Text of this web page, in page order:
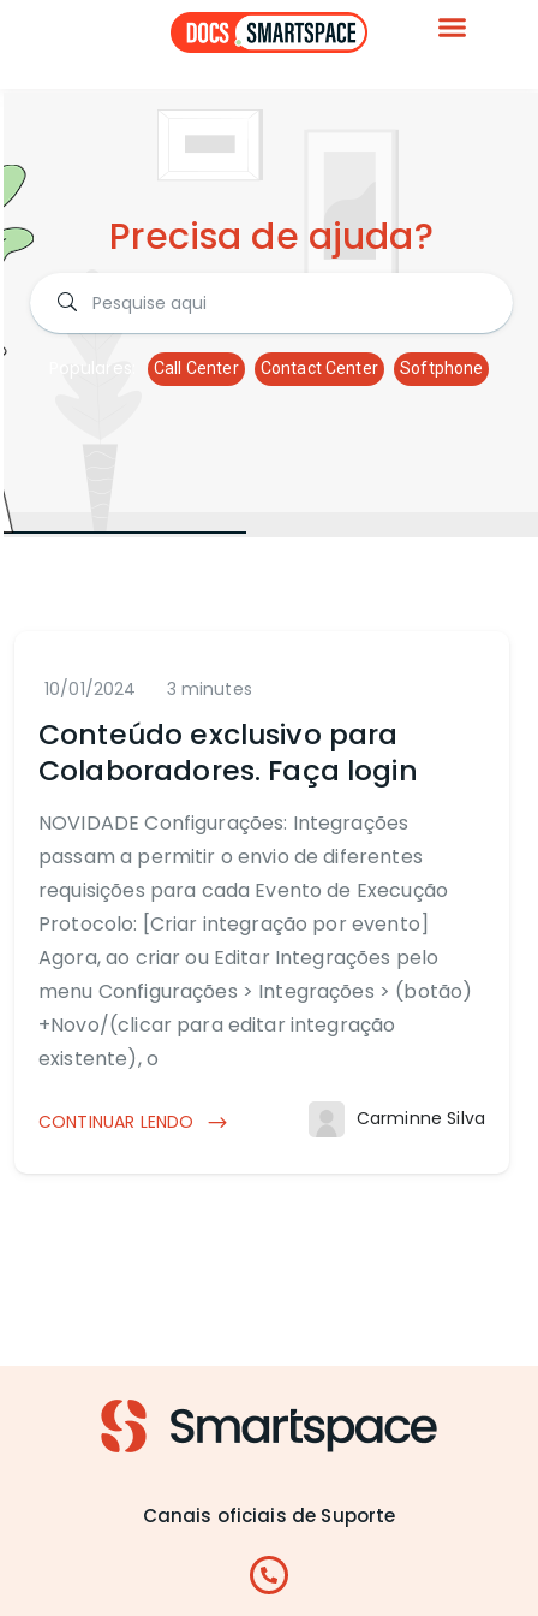
Precisa de ajuda?
Populares: Call Center Contact Center Softphone
10/01/2024 3 minutes
Conteúdo exclusivo para
Colaboradores. Faça login
NOVIDADE Configurações: Integrações
passam a permitir o envio de diferentes
requisições para cada Evento de Execução
Protocolo: [Criar integração por evento]
Agora, ao criar ou Editar Integrações pelo
menu Configurações > Integrações > (botão)
+Novo/(clicar para editar integração
existente), o
CONTINUAR LENDO Carminne Silva
Canais oficiais de Suporte